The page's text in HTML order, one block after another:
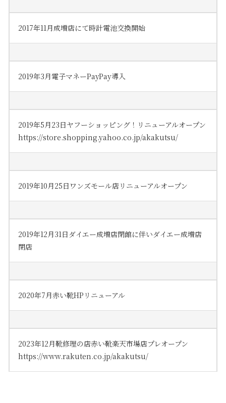
2017年11月成増店にて時計電池交換開始
2019年3月電子マネーPayPay導入
2019年5月23日ヤフーショッピング！リニューアルオープン
https://store.shopping.yahoo.co.jp/akakutsu/
2019年10月25日ワンズモール店リニューアルオープン
2019年12月31日ダイエー成増店閉館に伴いダイエー成増店
閉店
2020年7月赤い靴HPリニューアル
2023年12月靴修理の店赤い靴楽天市場店プレオープン
https://www.rakuten.co.jp/akakutsu/